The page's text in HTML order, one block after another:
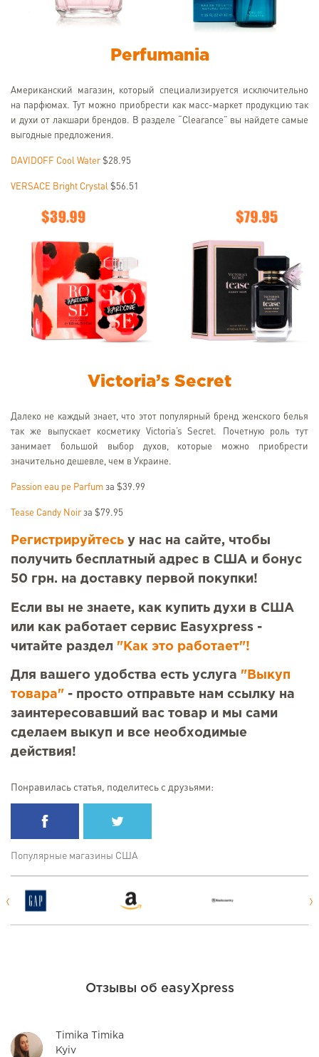
Perfumania
Американский магазин, который специализируется исключительно
на парфюмах. Тут можно приобрести как масс-маркет продукцию так
и духи от лакшари брендов. В разделе “Clearance” вы найдете самые
выгодные предложения.
DAVIDOFF Cool Water$28.95
VERSACE Bright Crystal $56.51
Victoria’s Secret
Далеко не каждый знает, что этот популярный бренд женского белья
так же выпускает косметику Victoria’s Secret. Почетную роль тут
занимает большой выбор духов, которые можно приобрести
значительно дешевле, чем в Украине.
Passion eau pe Parfum за $39.99
Tease Candy Noirза $79.95
Регистрируйтесь у нас на сайте, чтобы
получить бесплатный адрес в США и бонус
50 грн. на доставку первой покупки!
Если вы не знаете, как купить духи в США
или как работает сервис Easyxpress -
читайте раздел "Как это работает"!
Для вашего удобства есть услуга "Выкуп
товара" - просто отправьте нам ссылку на
заинтересовавший вас товар и мы сами
сделаем выкуп и все необходимые
действия!
Понравилась статья, поделитесь с друзьями:
Популярные магазины США
Отзывы об easyXpress
Timika Timika
Kyiv